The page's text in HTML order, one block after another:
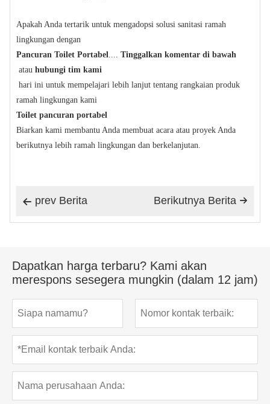
Apakah Anda tertarik untuk mengadopsi solusi sanitasi ramah
lingkungan dengan
Pancuran Toilet Portabel.... Tinggalkan komentar di bawah
atau hubungi tim kami
hari ini untuk mempelajari lebih lanjut tentang rangkaian produk
ramah lingkungan kami
Toilet pancuran portabel
Biarkan kami membantu Anda membuat acara atau proyek Anda
berikutnya lebih ramah lingkungan dan berkelanjutan.
 prev Berita 
Berikutnya Berita
Dapatkan harga terbaru? Kami akan
merespons sesegera mungkin (dalam 12 jam)